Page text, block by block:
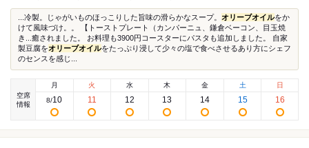
...冷製。じゃがいものほっこりした旨味の滑らかなスープ。 オリーブオイルをか
けて風味づけ。。 【トーストプレート（カンパーニュ、鎌倉ベーコン、目玉焼
き...癒されました。 お料理も3900円コースターにパスタも追加しました。 自家
製豆腐をオリーブオイルをたっぷり浸して少々の塩で食べさせるあり方にシェフ
のセンスを感じ...
空席
情報
月
8/10
火
11
水
12
木
13
金
14
土
15
日
16